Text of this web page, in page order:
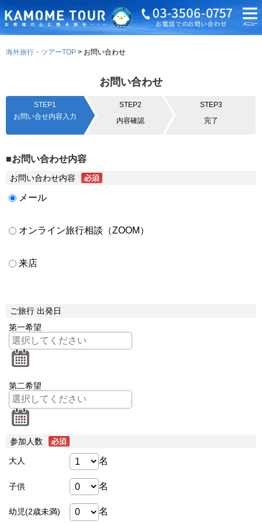
海外旅行・ツアーTOP お問い合わせ
お問い合わせ
STEP1
お問い合せ内容入力
STEP2
内容確認
STEP3
完了
■お問い合わせ内容
お問い合わせ内容
メール
オンライン旅行相談（ZOOM）
来店
ご旅行 出発日
第一希望
第二希望
参加人数
大人 名
子供 名
幼児(2歳未満) 名